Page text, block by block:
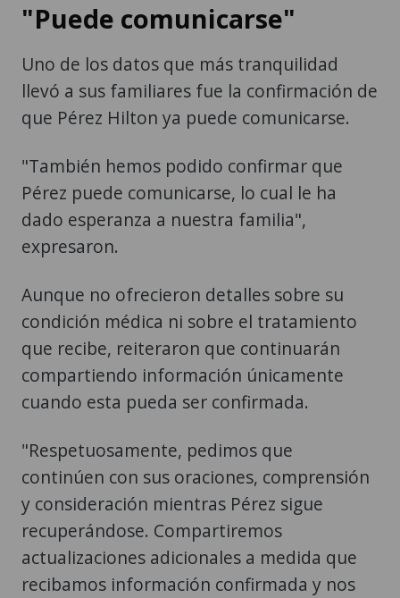
"Puede comunicarse"
Uno de los datos que más tranquilidad
llevó a sus familiares fue la confirmación de
que Pérez Hilton ya puede comunicarse.
"También hemos podido confirmar que
Pérez puede comunicarse, lo cual le ha
dado esperanza a nuestra familia",
expresaron.
Aunque no ofrecieron detalles sobre su
condición médica ni sobre el tratamiento
que recibe, reiteraron que continuarán
compartiendo información únicamente
cuando esta pueda ser confirmada.
"Respetuosamente, pedimos que
continúen con sus oraciones, comprensión
y consideración mientras Pérez sigue
recuperándose. Compartiremos
actualizaciones adicionales a medida que
recibamos información confirmada y nos